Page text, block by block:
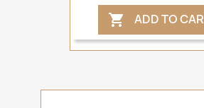
 ADD TO